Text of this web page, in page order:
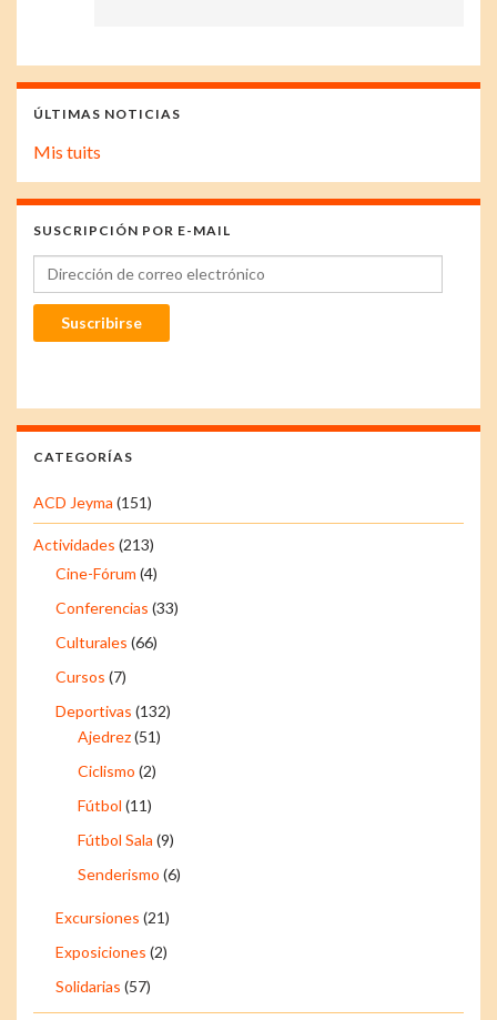
ÚLTIMAS NOTICIAS
Mis tuits
SUSCRIPCIÓN POR E-MAIL
Dirección de correo electrónico
Suscribirse
CATEGORÍAS
ACD Jeyma (151)
Actividades (213)
Cine-Fórum (4)
Conferencias (33)
Culturales (66)
Cursos (7)
Deportivas (132)
Ajedrez(51)
Ciclismo (2)
Fútbol (11)
Fútbol Sala (9)
Senderismo (6)
Excursiones (21)
Exposiciones (2)
Solidarias (57)